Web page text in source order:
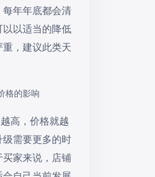
每年年底都会清
以适当的降低
，建议此类天
格的影响
高，价格就越
级需要更多的时
买家来说，店铺